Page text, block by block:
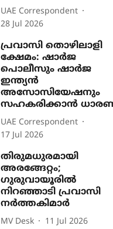
UAE Correspondent
28 Jul 2026
പ്രവാസി തൊഴിലാളി
ക്ഷേമം: ഷാർജ
പൊലീസും ഷാർജ
ഇന്ത്യൻ
അസോസിയേഷനും
സഹകരിക്കാൻ
UAE Correspondent
17 Jul 2026
തിരുമധുരമായി
അരങ്ങേറ്റം;
ഗുരുവായൂരിൽ
നിറഞ്ഞാടി പ്രവാസി
നർത്തകിമാർ
MV Desk 11 Jul 2026